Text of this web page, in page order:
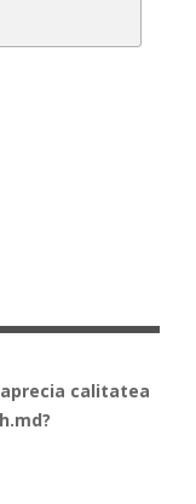
aprecia calitatea